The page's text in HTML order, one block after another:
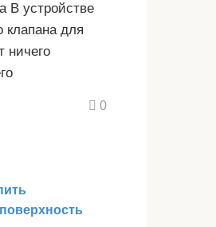
В устройстве
клапана для
ничего
0